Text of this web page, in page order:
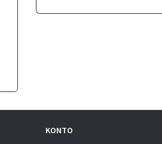
KONTO